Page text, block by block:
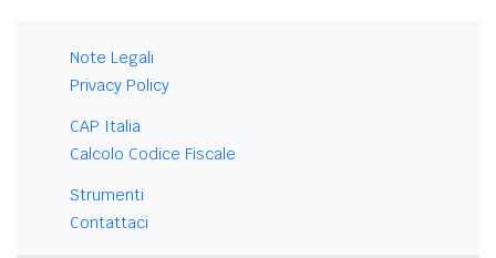
Note Legali
Privacy Policy
CAP Italia
Calcolo Codice Fiscale
Strumenti
Contattaci